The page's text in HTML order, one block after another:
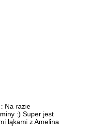
Na razie
:) Super jest
łąkami z Amelina